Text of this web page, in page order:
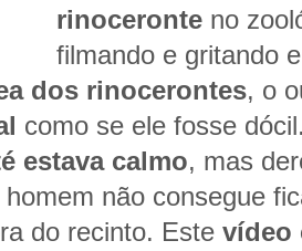
rinoceronte no
filmando e gritando
dos rinocerontes, o
como se ele fosse
estava calmo, mas
não consegue
do recinto. Este vídeo